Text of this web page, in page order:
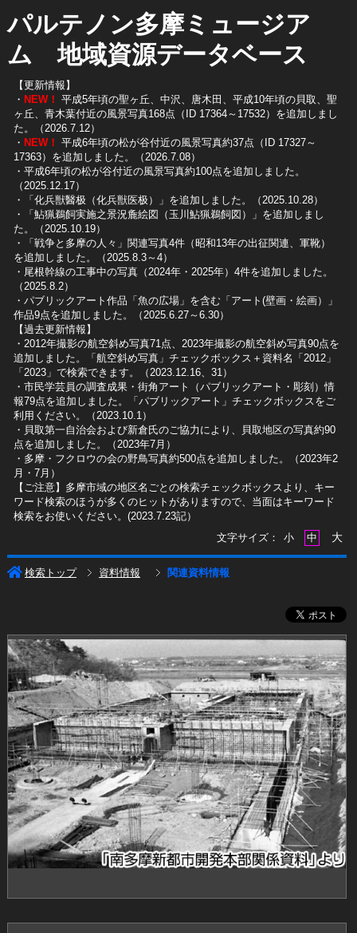
パルテノン多摩ミュージア
ム 地域資源データベース
【更新情報】
・ NEW！ 平成5年頃の聖ヶ丘、中沢、唐木田、平成10年頃の貝取、聖
ヶ丘、青木葉付近の風景写真168点（ID 17364～17532）を追加しまし
た。（2026.7.12）
・ NEW！ 平成6年頃の松が谷付近の風景写真約37点（ID 17327～
17363）を追加しました。（2026.7.08）
・平成6年頃の松が谷付近の風景写真約100点を追加しました。
（2025.12.17）
・「化兵獣醫极（化兵獣医极）」を追加しました。（2025.10.28）
・「鮎猟鵜飼実施之景況麁絵図（玉川鮎猟鵜飼図）」を追加しまし
た。（2025.10.19）
​・「戦争と多摩の人々」関連写真4件（昭和13年の出征関連、軍靴）
を追加しました。（2025.8.3～4）
​・尾根幹線の工事中の写真（2024年・2025年）4件を追加しました。
（2025.8.2）
​・パブリックアート作品「魚の広場」を含む「アート(壁画・絵画）」
作品9点を追加しました。（2025.6.27～6.30）
【過去更新情報】
・2012年撮影の航空斜め写真71点、2023年撮影の航空斜め写真90点を
追加しました。「航空斜め写真」チェックボックス＋資料名「2012」
「2023」で検索できます。（2023.12.16、31）
​・市民学芸員の調査成果・街角アート（パブリックアート・彫刻）情
報79点を追加しました。「パブリックアート」チェックボックスをご
利用ください。（2023.10.1）
・貝取第一自治会および新倉氏のご協力により、貝取地区の写真約90
点を追加しました。（2023年7月）
・多摩・フクロウの会の野鳥写真約500点を追加しました。（2023年2
月・7月）
【ご注意】多摩市域の地区名ごとの検索チェックボックスより、キー
ワード検索のほうが多くのヒットがありますので、当面はキーワード
検索をお使いください。(2023.7.23記）
文字サイズ：
小 中 大
検索トップ 資料情報 関連資料情報